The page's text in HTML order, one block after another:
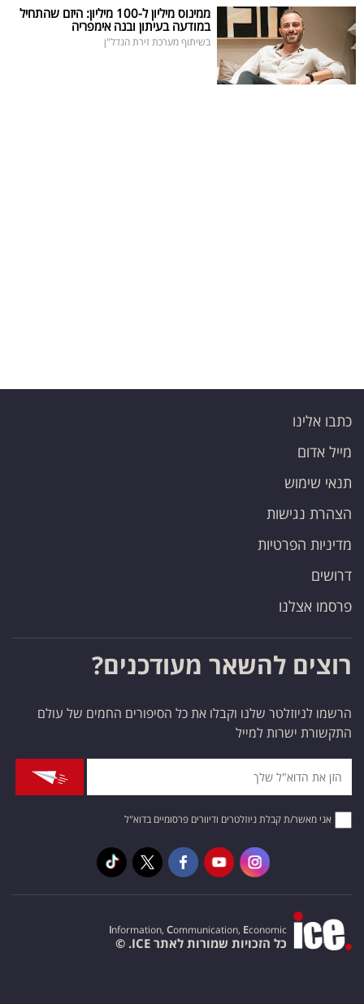
אחרינו:
ממינוס מיליון ל-100 מיליון: היזם שהתחיל
במודעה בעיתון ובנה אימפריה
בשיתוף מערכת זירת הנדל"ן
כתבו אלינו
מייל אדום
תנאי שימוש
הצהרת נגישות
מדיניות הפרטיות
דרושים
פרסמו אצלנו
רוצים להשאר מעודכנים?
הרשמו לניוזלטר שלנו וקבלו את כל הסיפורים החמים של עולם
התקשורת ישרות למייל
אני מאשר/ת קבלת ניוזלטרים ודיוורים פרסומיים בדוא"ל
Information, Communication, Economic
כל הזכויות שמורות לאתר ICE. ©